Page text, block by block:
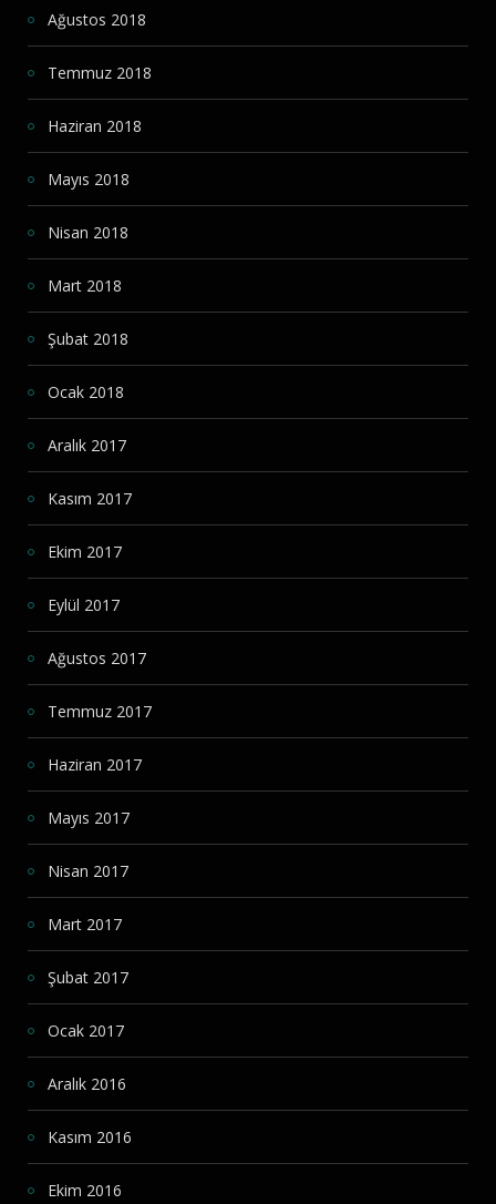
Ağustos 2018
Temmuz 2018
Haziran 2018
Mayıs 2018
Nisan 2018
Mart 2018
Şubat 2018
Ocak 2018
Aralık 2017
Kasım 2017
Ekim 2017
Eylül 2017
Ağustos 2017
Temmuz 2017
Haziran 2017
Mayıs 2017
Nisan 2017
Mart 2017
Şubat 2017
Ocak 2017
Aralık 2016
Kasım 2016
Ekim 2016